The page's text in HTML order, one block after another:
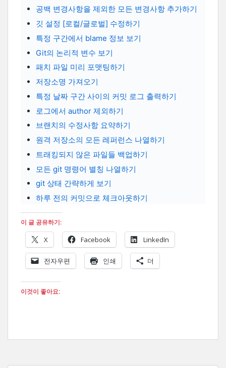
공백 변경사항을 제외한 모든 변경사항 추가하기
깃 설정 [로컬/글로벌] 수정하기
특정 구간에서 blame 정보 보기
Git의 논리적 변수 보기
패치 파일 미리 포맷팅하기
저장소명 가져오기
특정 날짜 구간 사이의 커밋 로그 출력하기
로그에서 author 제외하기
브랜치의 수정사항 요약하기
원격 저장소의 모든 레퍼런스 나열하기
트래킹되지 않은 파일들 백업하기
모든 git 명령어 별칭 나열하기
git 상태 간략하게 보기
하루 전의 커밋으로 체크아웃하기
이 글 공유하기:
X Facebook LinkedIn
전자우편 인쇄 더
이것이 좋아요: